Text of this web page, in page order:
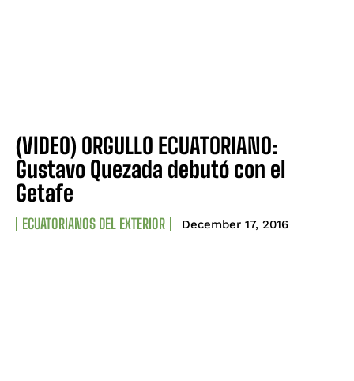
(VIDEO) ORGULLO ECUATORIANO:
Gustavo Quezada debutó con el
Getafe
ECUATORIANOS DEL EXTERIOR December 17, 2016